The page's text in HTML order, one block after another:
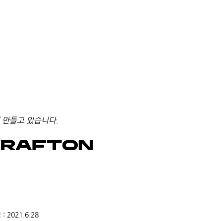
들고 있습니다.
: 2021.6.28